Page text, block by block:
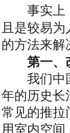
事实上，
且是较易
的方法来解
第一、
我们中国
年的历史长
常见的推拉
用室内空